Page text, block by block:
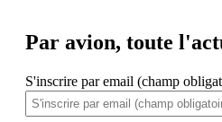
Par avion, toute
S'inscrire par email (champ